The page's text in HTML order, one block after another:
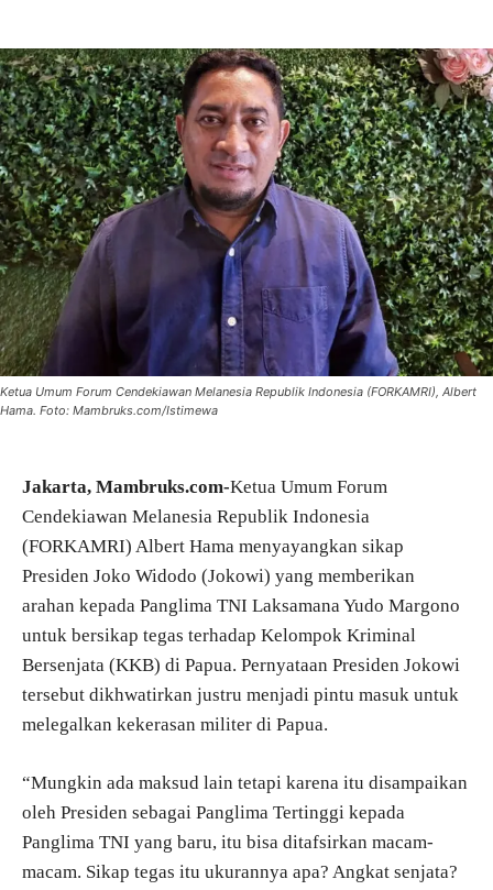
Ketua Umum Forum Cendekiawan Melanesia Republik Indonesia (FORKAMRI), Albert
Hama. Foto: Mambruks.com/Istimewa
Jakarta, Mambruks.com-Ketua Umum Forum
Cendekiawan Melanesia Republik Indonesia
(FORKAMRI) Albert Hama menyayangkan sikap
Presiden Joko Widodo (Jokowi) yang memberikan
arahan kepada Panglima TNI Laksamana Yudo Margono
untuk bersikap tegas terhadap Kelompok Kriminal
Bersenjata (KKB) di Papua. Pernyataan Presiden Jokowi
tersebut dikhwatirkan justru menjadi pintu masuk untuk
melegalkan kekerasan militer di Papua.
“Mungkin ada maksud lain tetapi karena itu disampaikan
oleh Presiden sebagai Panglima Tertinggi kepada
Panglima TNI yang baru, itu bisa ditafsirkan macam-
macam. Sikap tegas itu ukurannya apa? Angkat senjata?